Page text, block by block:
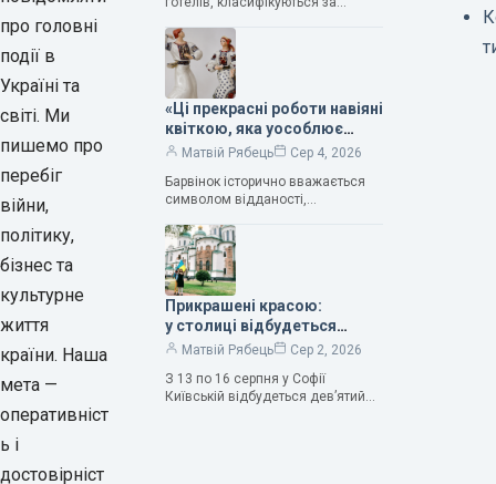
про головні
події в
Україні та
світі. Ми
пишемо про
перебіг
війни,
політику,
бізнес та
культурне
життя
країни. Наша
мета —
оперативніст
ь і
достовірніст
Карпінська-Романюк
класифікації квітів їх лише чотири.
Критерії оцінки включають
розмір…
«Ці прекрасні роботи навіяні
квіткою, яка уособлює
нескінченне кохання», —
Людмила Карпінська-
Романюк
Матвій Рябець
Сер 4, 2026
Барвінок історично вважається
символом відданості,
та тривалого подружнього союзу.
Саме тому ця рослина надихала і
продовжує надихати митців на
Прикрашені красою:
у столиці відбудеться
дев’ятий фестиваль
Матвій Рябець
Сер 2, 2026
З 13 по 16 серпня у Софії
Київській відбудеться дев’ятий